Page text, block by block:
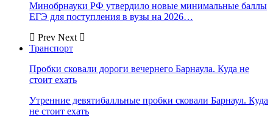
Минобрнауки РФ утвердило новые минимальные баллы
ЕГЭ для поступления в вузы на 2026…
Prev Next
Транспорт
Пробки сковали дороги вечернего Барнаула. Куда не
стоит ехать
Утренние девятибалльные пробки сковали Барнаул. Куда
не стоит ехать